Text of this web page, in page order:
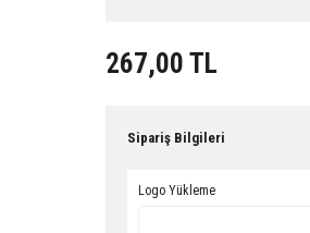
267,00 TL
Sipariş Bilgileri
Logo Yükleme